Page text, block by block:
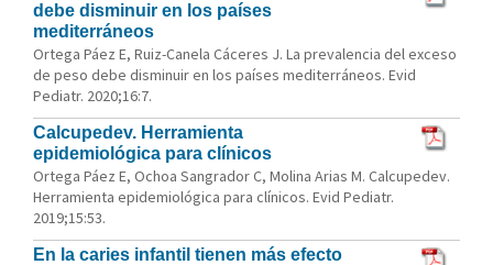
debe disminuir en los países
mediterráneos
Ortega Páez E, Ruiz-Canela Cáceres J. La prevalencia del exceso
de peso debe disminuir en los países mediterráneos. Evid
Pediatr. 2020;16:7.
Calcupedev. Herramienta
epidemiológica para clínicos
Ortega Páez E, Ochoa Sangrador C, Molina Arias M. Calcupedev.
Herramienta epidemiológica para clínicos. Evid Pediatr.
2019;15:53.
En la caries infantil tienen más efecto